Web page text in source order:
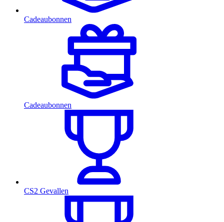
Cadeaubonnen
Cadeaubonnen
CS2 Gevallen